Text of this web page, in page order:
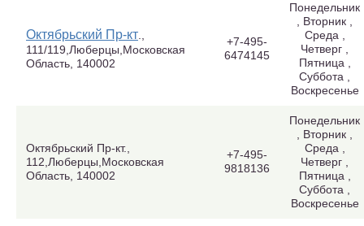
Октябрьский Пр-кт
111/119,Люберцы,Московская
Область, 140002
+7-495-
6474145
Понедельник
, Вторник ,
Среда ,
Четверг ,
Пятница ,
Суббота ,
Воскресенье
Октябрьский Пр-кт.,
112,Люберцы,Московская
Область, 140002
+7-495-
9818136
Понедельник
, Вторник ,
Среда ,
Четверг ,
Пятница ,
Суббота ,
Воскресенье